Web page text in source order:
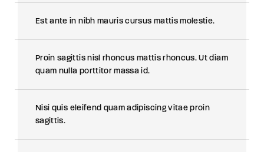
Est ante in nibh mauris cursus mattis molestie.
Proin sagittis nisl rhoncus mattis rhoncus. Ut diam
quam nulla porttitor massa id.
Nisi quis eleifend quam adipiscing vitae proin
sagittis.